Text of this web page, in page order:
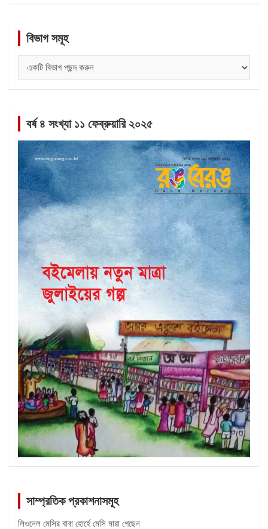
বিভাগ সমূহ
সমূহ
বর্ষ ৪ সংখ্যা ১১ ফেব্রুয়ারি ২০২৫
সাম্প্রতিক প্রকাশনাসমূহ
লিওনেল মেসির বাবা হোর্হে মেসি মারা গেছেন